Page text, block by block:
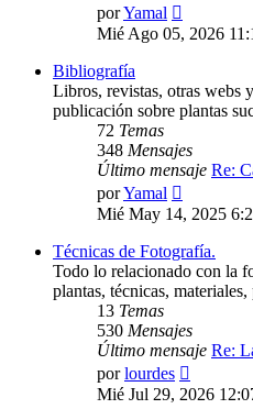
porYamal
último
mensaje
Mié Ago 05, 2026
Bibliografía
Libros, revistas, otras webs
publicación sobre plantas
72 Temas
348 Mensajes
Último mensaje Re:
porYamal
último
mensaje
Mié May 14, 2025
Técnicas de Fotografía.
Todo lo relacionado con la
plantas, técnicas, materiales,
13 Temas
530 Mensajes
Último mensaje Re:
porlourdes
último
Mié Jul 29, 2026